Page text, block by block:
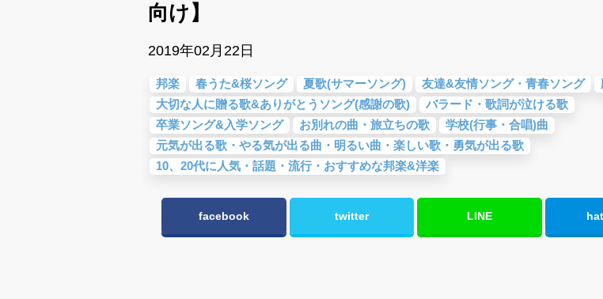
向け】
2019年02月22日
邦楽 春うた&桜ソング 夏歌(サマーソング) 友達&友情ソング・青春ソング
大切な人に贈る歌&ありがとうソング(感謝の歌)
バラード・歌詞が泣ける歌
卒業ソング&入学ソング
お別れの曲・旅立ちの歌
学校(行事・合唱)曲
元気が出る歌・やる気が出る曲・明るい曲・楽しい歌・勇気が出る歌
10、20代に人気・話題・流行・おすすめな邦楽&洋楽
facebook twitter LINE